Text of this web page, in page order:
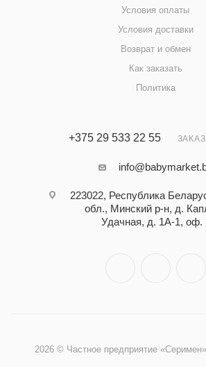
Условия оплаты
Условия доставки
Возврат и обмен
Как заказать
Политика
+375 29 533 22 55
223022, Республика
обл., Минский р-н, д.
Удачная, д. 1А-1, оф.
2026 © Частное предприятие